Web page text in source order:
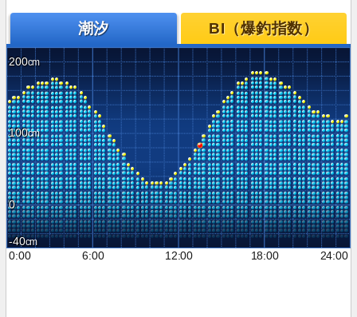
潮汐 BI（爆釣指数）
200
100
0
-40
0:00
6:00 12:00 18:00 24:00